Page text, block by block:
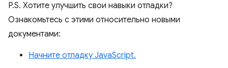
P.S. Хотите улучшить свои навыки отладки?
Ознакомьтесь с этими относительно новыми
документами:
Начните отладку JavaScript.